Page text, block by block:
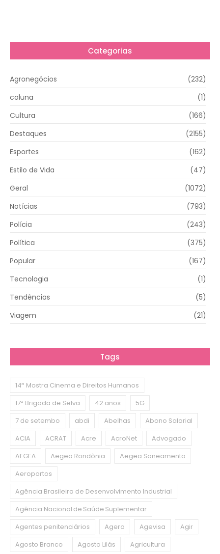
Categorias
Agronegócios
(232)
coluna
(1)
Cultura
(166)
Destaques
(2155)
Esportes
(162)
Estilo de Vida
(47)
Geral
(1072)
Notícias
(793)
Polícia
(243)
Política
(375)
Popular
(167)
Tecnologia
(1)
Tendências
(5)
Viagem
(21)
Tags
14ª Mostra Cinema e Direitos Humanos
17ª Brigada de Selva
42 anos
5G
7 de setembo
abdi Abelhas
Abono Salarial
ACIA
ACRAT Acre AcroNet
Advogado
AEGEA
Aegea Rondônia
Aegea Saneamento
Aeroportos
Agência Brasileira de Desenvolvimento Industrial
Agência Nacional de Saúde Suplementar
Agentes penitenciários
Agero Agevisa
Agir
Agosto Branco
Agosto Lilás
Agricultura